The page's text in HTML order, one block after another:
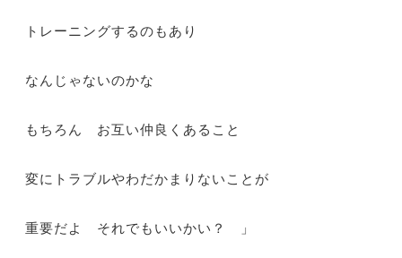
トレーニングするのもあり
なんじゃないのかな
もちろん お互い仲良くあること
変にトラブルやわだかまりないことが
重要だよ それでもいいかい？ 」